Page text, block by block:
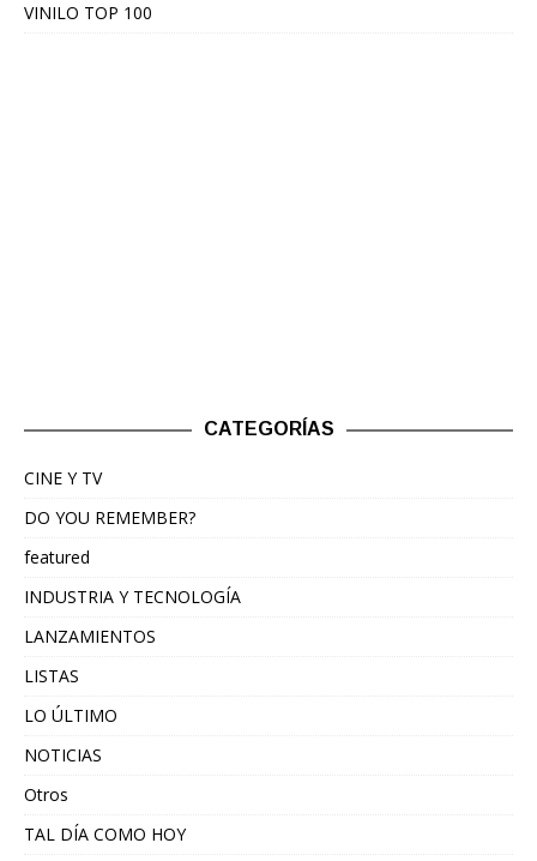
VINILO TOP 100
CATEGORÍAS
CINE Y TV
DO YOU REMEMBER?
featured
INDUSTRIA Y TECNOLOGÍA
LANZAMIENTOS
LISTAS
LO ÚLTIMO
NOTICIAS
Otros
TAL DÍA COMO HOY